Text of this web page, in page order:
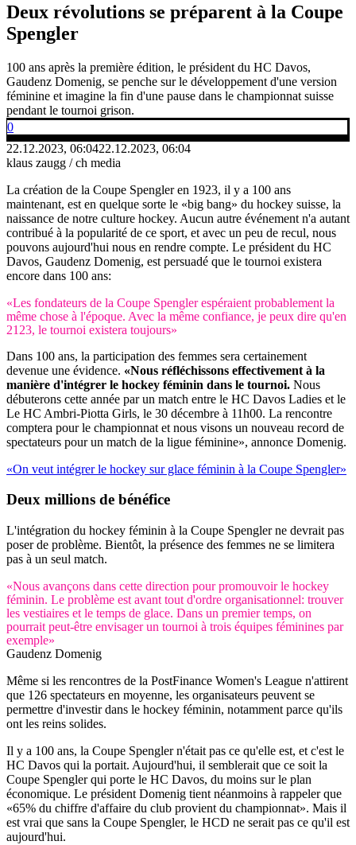
Deux révolutions se préparent à la Coupe
Spengler
100 ans après la première édition, le président du HC Davos,
Gaudenz Domenig, se penche sur le développement d'une version
féminine et imagine la fin d'une pause dans le championnat suisse
pendant le tournoi grison.
0
22.12.2023, 06:0422.12.2023, 06:04
klaus zaugg / ch media
La création de la Coupe Spengler en 1923, il y a 100 ans
maintenant, est en quelque sorte le «big bang» du hockey suisse, la
naissance de notre culture hockey. Aucun autre événement n'a autant
contribué à la popularité de ce sport, et avec un peu de recul, nous
pouvons aujourd'hui nous en rendre compte. Le président du HC
Davos, Gaudenz Domenig, est persuadé que le tournoi existera
encore dans 100 ans:
«Les fondateurs de la Coupe Spengler espéraient probablement la
même chose à l'époque. Avec la même confiance, je peux dire qu'en
2123, le tournoi existera toujours»
Dans 100 ans, la participation des femmes sera certainement
devenue une évidence. «Nous réfléchissons effectivement à la
manière d'intégrer le hockey féminin dans le tournoi. Nous
débuterons cette année par un match entre le HC Davos Ladies et le
Le HC Ambri-Piotta Girls, le 30 décembre à 11h00. La rencontre
comptera pour le championnat et nous visons un nouveau record de
spectateurs pour un match de la ligue féminine», annonce Domenig.
«On veut intégrer le hockey sur glace féminin à la Coupe Spengler»
Deux millions de bénéfice
L'intégration du hockey féminin à la Coupe Spengler ne devrait pas
poser de problème. Bientôt, la présence des femmes ne se limitera
pas à un seul match.
«Nous avançons dans cette direction pour promouvoir le hockey
féminin. Le problème est avant tout d'ordre organisationnel: trouver
les vestiaires et le temps de glace. Dans un premier temps, on
pourrait peut-être envisager un tournoi à trois équipes féminines par
exemple»
Gaudenz Domenig
Même si les rencontres de la PostFinance Women's League n'attirent
que 126 spectateurs en moyenne, les organisateurs peuvent se
permettre d'investir dans le hockey féminin, notamment parce qu'ils
ont les reins solides.
Il y a 100 ans, la Coupe Spengler n'était pas ce qu'elle est, et c'est le
HC Davos qui la portait. Aujourd'hui, il semblerait que ce soit la
Coupe Spengler qui porte le HC Davos, du moins sur le plan
économique. Le président Domenig tient néanmoins à rappeler que
«65% du chiffre d'affaire du club provient du championnat». Mais il
est vrai que sans la Coupe Spengler, le HCD ne serait pas ce qu'il est
aujourd'hui.